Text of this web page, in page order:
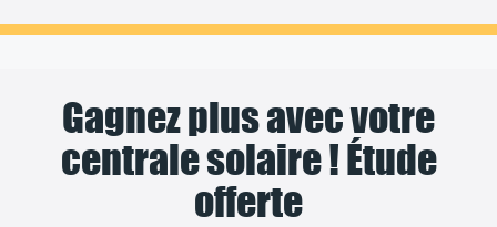
Gagnez plus avec votre
centrale solaire ! Étude
offerte